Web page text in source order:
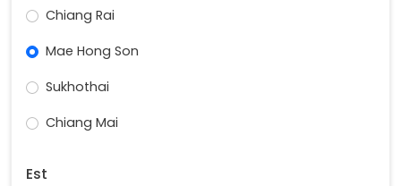
Chiang Rai
Mae Hong Son
Sukhothai
Chiang Mai
Est